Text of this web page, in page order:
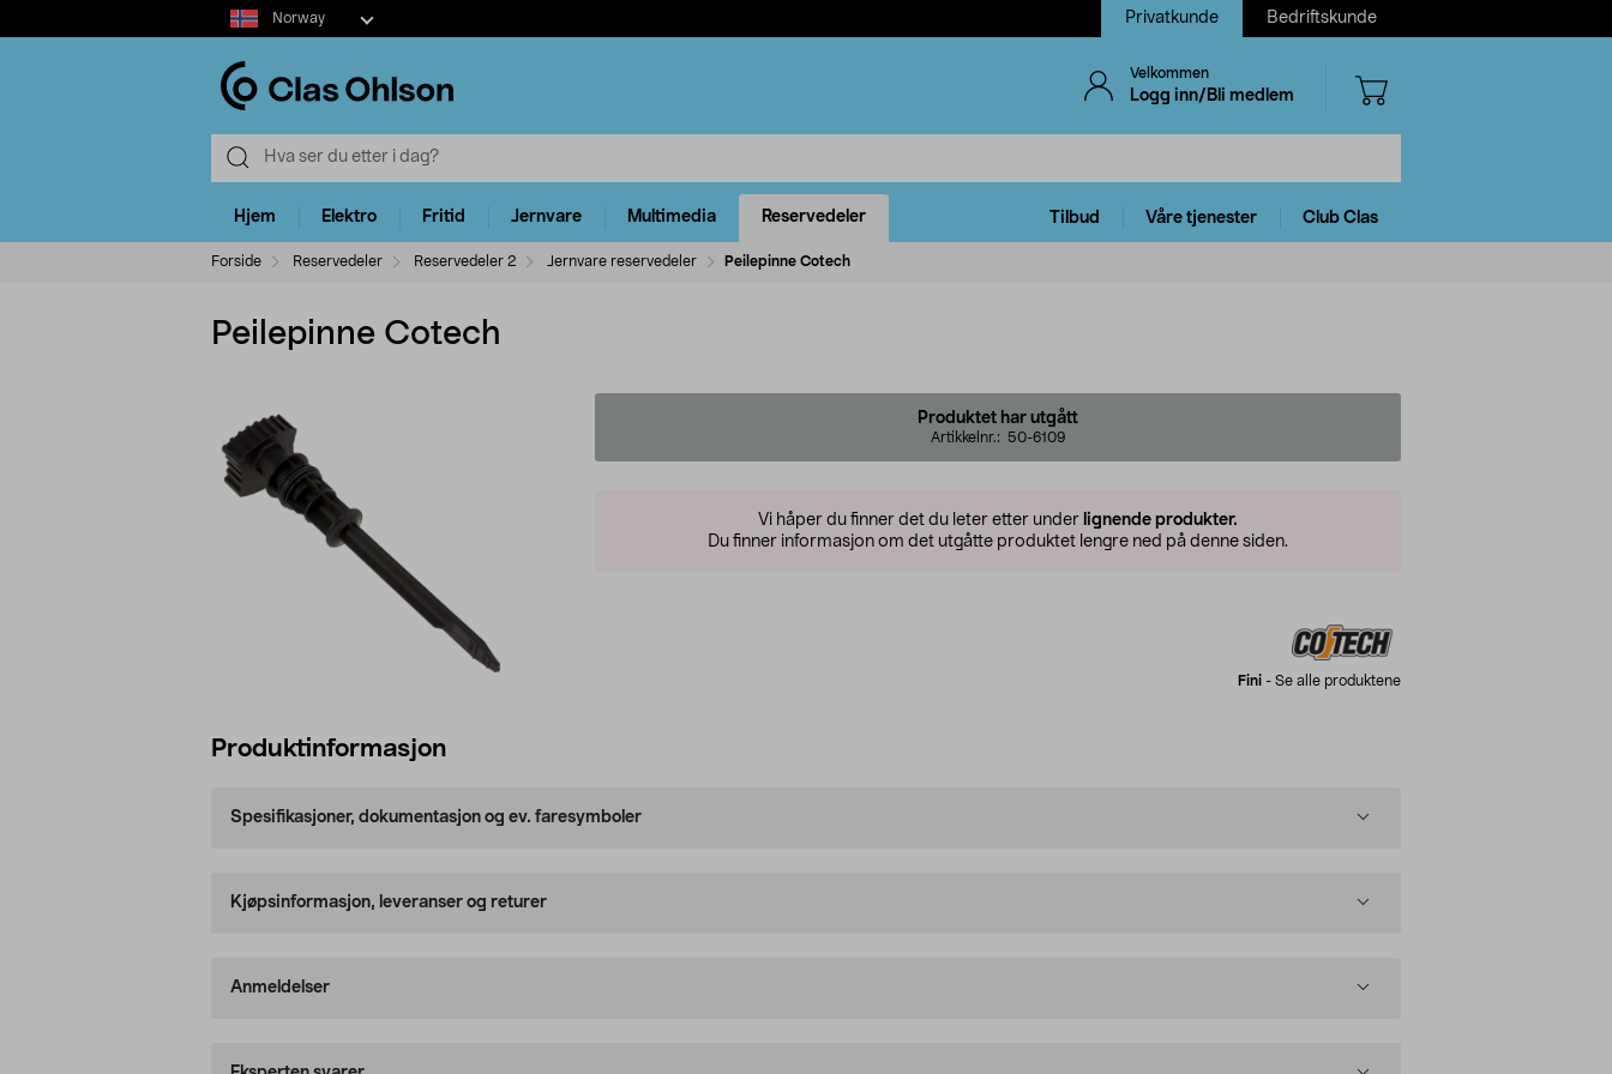
Select
market
Norway Privatkunde Bedriftskunde
Velkommen
Logg inn/Bli medlem
Hjem Elektro Fritid Jernvare Multimedia Reservedeler Tilbud Våre tjenester Club Clas
Forside Reservedeler Reservedeler 2 Jernvare reservedeler Peilepinne Cotech
Peilepinne Cotech
Produktet har utgått
Artikkelnr.: 50-6109
Vi håper du finner det du leter etter under lignende produkter.
Du finner informasjon om det utgåtte produktet lengre ned på denne siden.
Fini - Se alle produktene
Produktinformasjon
Spesifikasjoner, dokumentasjon og ev. faresymboler
Kjøpsinformasjon, leveranser og returer
Anmeldelser